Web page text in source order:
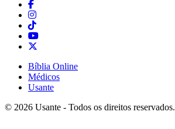
Bíblia Online
Médicos
Usante
© 2026 Usante - Todos os direitos reservados.